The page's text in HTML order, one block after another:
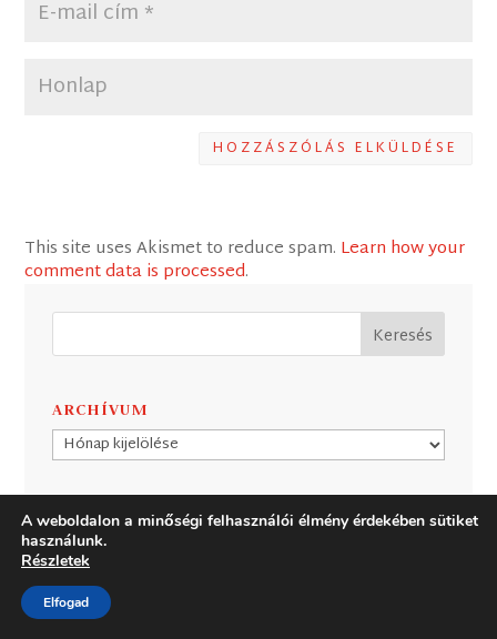
HOZZÁSZÓLÁS ELKÜLDÉSE
This site uses Akismet to reduce spam. Learn how your
comment data is processed.
ARCHÍVUM
Archívum
LEGUTÓBBI HOZZÁSZÓLÁSOK
A weboldalon a minőségi felhasználói élmény érdekében sütiket
használunk.
Részletek
Elfogad